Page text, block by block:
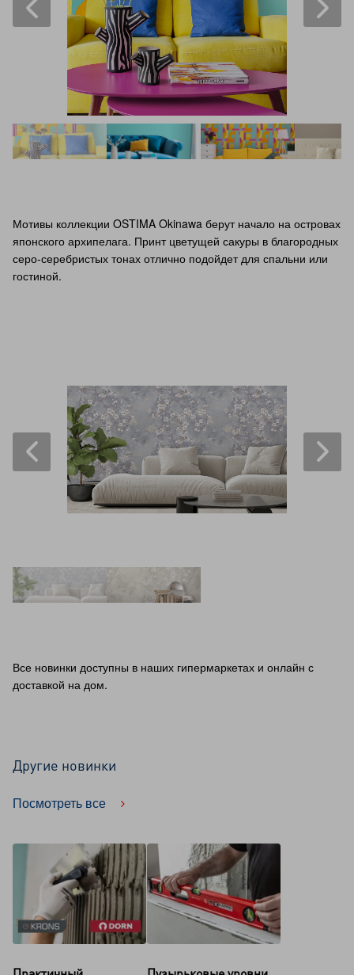
Мотивы коллекции OSTIMA Okinawa берут начало на островах
японского архипелага. Принт цветущей сакуры в благородных
серо-серебристых тонах отлично подойдет для спальни или
гостиной.
Все новинки доступны в наших гипермаркетах и онлайн с
доставкой на дом.
Другие новинки
Посмотреть все